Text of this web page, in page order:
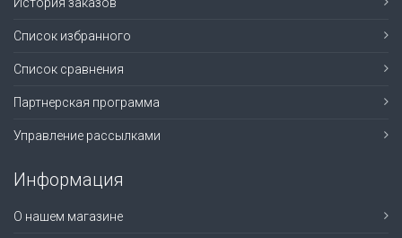
История заказов
Список избранного
Список сравнения
Партнерская программа
Управление рассылками
Информация
О нашем магазине